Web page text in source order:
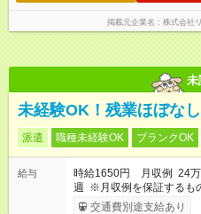
掲載元企業名 株式会社
未
未経験OK！残業ほぼな
派遣 職種未経験OK ブランクOK
給与
時給1650円 月収例 24万
週 ※月収例を保証するも
交通費別途支給あり